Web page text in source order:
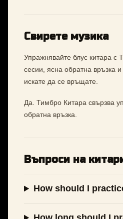
Свирете музика
Упражнявайте блус китара с
сесии, ясна обратна връзка
искате да се връщате.
Да. Тимбро Китара свързва
обратна връзка.
Въпроси на
How should I